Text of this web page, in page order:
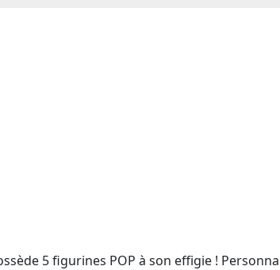
5 figurines POP à son effigie !